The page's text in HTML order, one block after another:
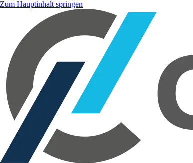
Zum Hauptinhalt springen